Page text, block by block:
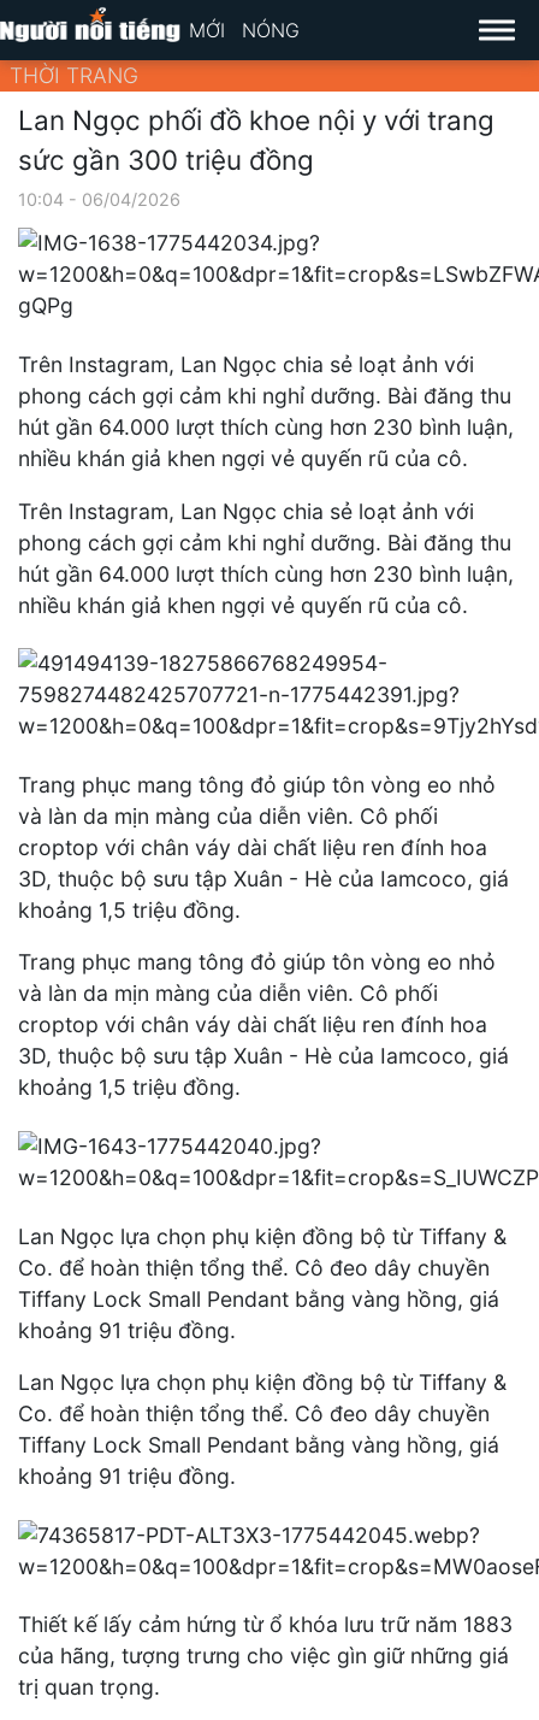
MỚI NÓNG
THỜI TRANG
Lan Ngọc phối đồ khoe nội y với trang
sức gần 300 triệu đồng
10:04 - 06/04/2026
Trên Instagram, Lan Ngọc chia sẻ loạt ảnh với
phong cách gợi cảm khi nghỉ dưỡng. Bài đăng thu
hút gần 64.000 lượt thích cùng hơn 230 bình luận,
nhiều khán giả khen ngợi vẻ quyến rũ của cô.
Trên Instagram, Lan Ngọc chia sẻ loạt ảnh với
phong cách gợi cảm khi nghỉ dưỡng. Bài đăng thu
hút gần 64.000 lượt thích cùng hơn 230 bình luận,
nhiều khán giả khen ngợi vẻ quyến rũ của cô.
Trang phục mang tông đỏ giúp tôn vòng eo nhỏ
và làn da mịn màng của diễn viên. Cô phối
croptop với chân váy dài chất liệu ren đính hoa
3D, thuộc bộ sưu tập Xuân - Hè của Iamcoco, giá
khoảng 1,5 triệu đồng.
Trang phục mang tông đỏ giúp tôn vòng eo nhỏ
và làn da mịn màng của diễn viên. Cô phối
croptop với chân váy dài chất liệu ren đính hoa
3D, thuộc bộ sưu tập Xuân - Hè của Iamcoco, giá
khoảng 1,5 triệu đồng.
Lan Ngọc lựa chọn phụ kiện đồng bộ từ Tiffany &
Co. để hoàn thiện tổng thể. Cô đeo dây chuyền
Tiffany Lock Small Pendant bằng vàng hồng, giá
khoảng 91 triệu đồng.
Lan Ngọc lựa chọn phụ kiện đồng bộ từ Tiffany &
Co. để hoàn thiện tổng thể. Cô đeo dây chuyền
Tiffany Lock Small Pendant bằng vàng hồng, giá
khoảng 91 triệu đồng.
Thiết kế lấy cảm hứng từ ổ khóa lưu trữ năm 1883
của hãng, tượng trưng cho việc gìn giữ những giá
trị quan trọng.